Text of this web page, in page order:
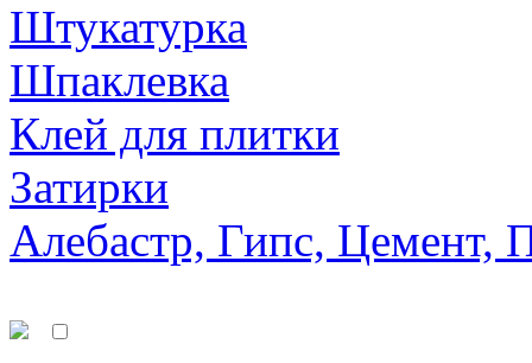
Штукатурка
Шпаклевка
Клей для плитки
Затирки
Алебастр, Гипс, Цемент,